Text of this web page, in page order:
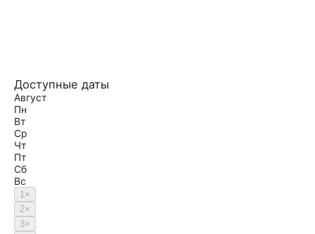
Доступные даты
Август
Пн
Вт
Ср
Чт
Пт
Сб
Вс
1×
2×
3×